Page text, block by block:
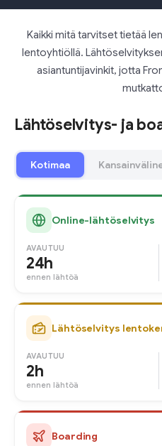
Kaikki mitä tarvitset tietää
lentoyhtiöllä.
asiantuntijavinkit, jotta
Lähtöselvitys- ja
Kotimaa
Online-lähtöselvitys
AVAUTUU
24h
ennen lähtöä
Lähtöselvitys
AVAUTUU
2h
ennen lähtöä
Boarding